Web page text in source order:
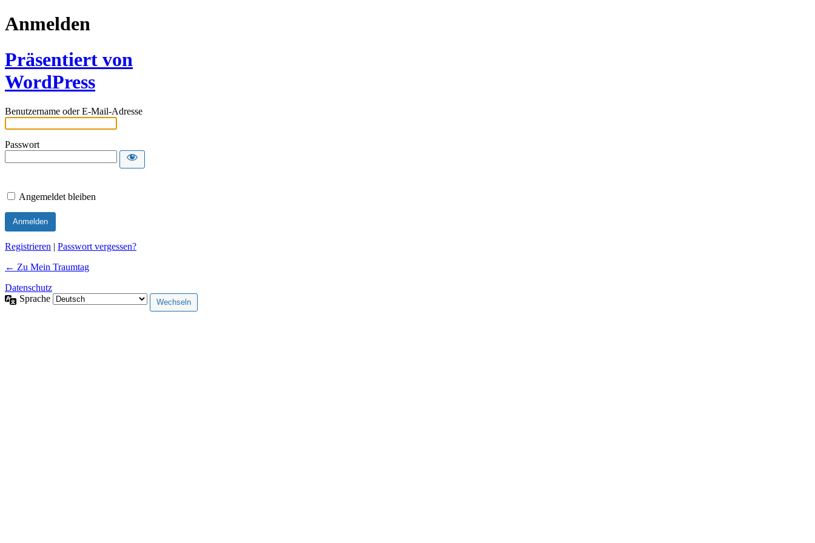
Anmelden
Präsentiert von
WordPress
Benutzername oder E-Mail-Adresse
Passwort
Angemeldet bleiben
Registrieren | Passwort vergessen?
← Zu Mein Traumtag
Datenschutz
Sprache